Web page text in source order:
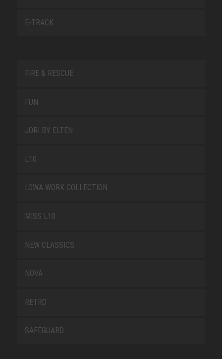
E-TRACK
FIRE & RESCUE
FUN
JORI BY ELTEN
L10
LOWA WORK COLLECTION
MISS L10
NEW CLASSICS
NOVA
RETRO
SAFEGUARD